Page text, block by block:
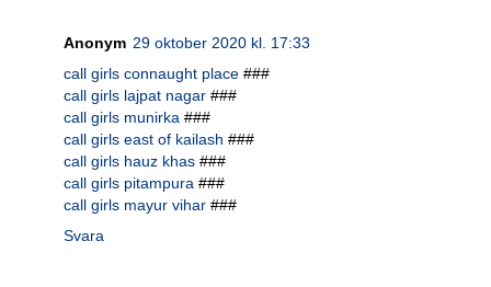
Anonym 29 oktober 2020 kl. 17:33
call girls connaught place ###
call girls lajpat nagar ###
call girls munirka ###
call girls east of kailash ###
call girls hauz khas ###
call girls pitampura ###
call girls mayur vihar ###
Svara